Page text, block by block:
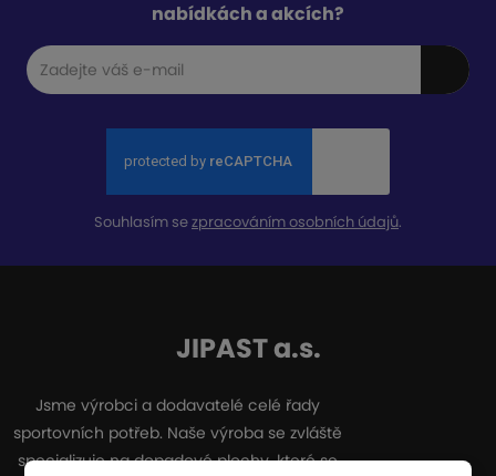
nabídkách a akcích?
Souhlasím sezpracováním osobních údajů.
JIPAST a.s.
Jsme výrobci a dodavatelé celé řady
sportovních potřeb. Naše výroba se zvláště
specializuje na dopadové plochy, které se